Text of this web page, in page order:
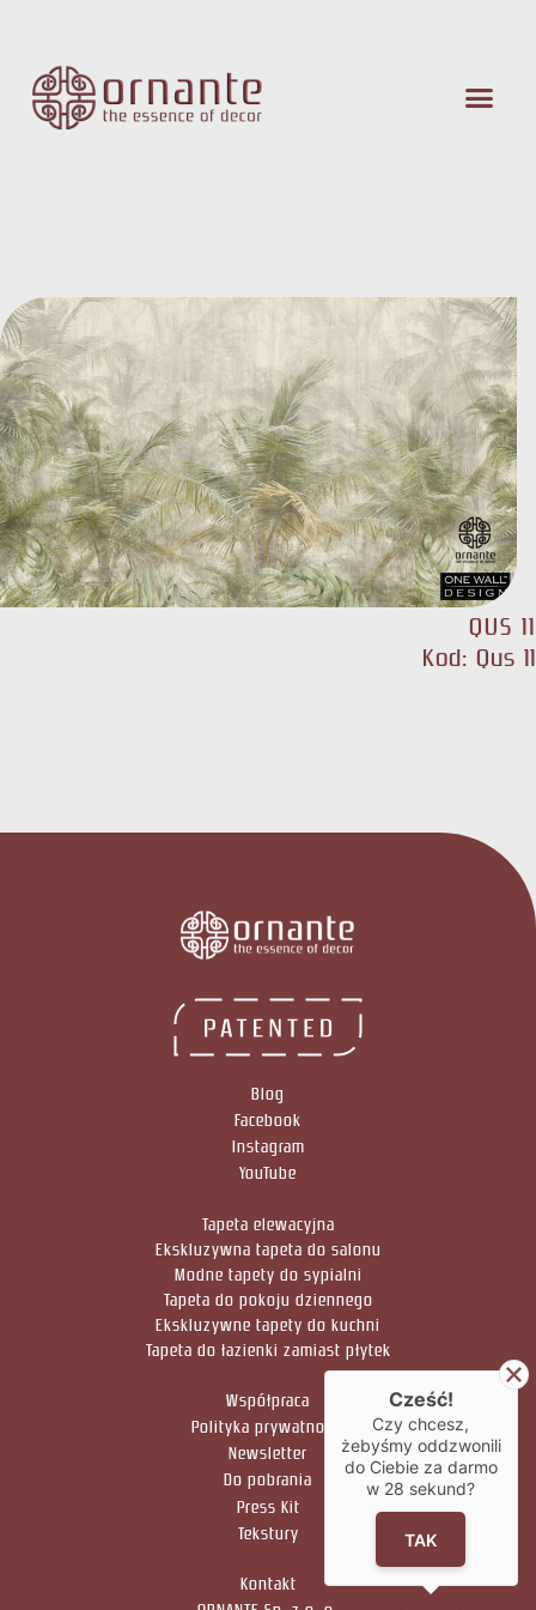
QUS 11
Kod: Qus 11
Blog
Facebook
Instagram
YouTube
Tapeta elewacyjna
Ekskluzywna tapeta do salonu
Modne tapety do sypialni
Tapeta do pokoju dziennego
Ekskluzywne tapety do kuchni
Tapeta do łazienki zamiast płytek
Współpraca
Polityka prywatności
Newsletter
Do pobrania
Press Kit
Tekstury
Kontakt
Cześć!
Czy chcesz,
żebyśmy oddzwonili
do Ciebie za darmo
w 28 sekund?
TAK